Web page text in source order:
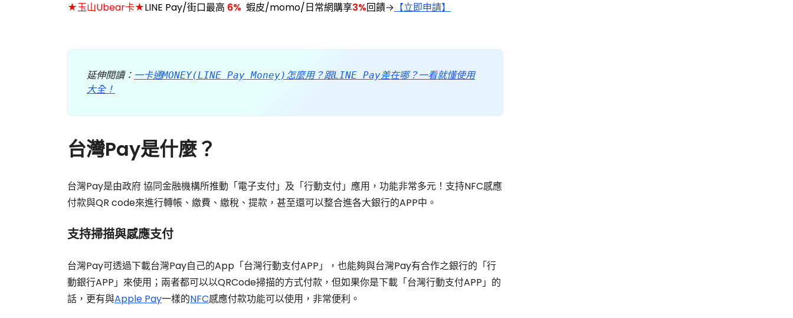
★玉山Ubear卡★LINE Pay/街口最高 6% 蝦皮/momo/日常網購享3%回饋→ 【立即申請】
延伸閱讀： 一卡通MONEY(LINE Pay Money)怎麼用？跟LINE Pay差在哪？一看就懂使用
大全！
台灣Pay是什麼？
台灣Pay是由政府 協同金融機構所推動「電子支付」及「行動支付」應用，功能非常多元！支持NFC感應
付款與QR code來進行轉帳、繳費、繳稅、提款，甚至還可以整合進各大銀行的APP中。
支持掃描與感應支付
台灣Pay可透過下載台灣Pay自己的App「台灣行動支付APP」，也能夠與台灣Pay有合作之銀行的「行
動銀行APP」來使用；兩者都可以以QRCode掃描的方式付款，但如果你是下載「台灣行動支付APP」的
話，更有與Apple Pay一樣的NFC感應付款功能可以使用，非常便利。